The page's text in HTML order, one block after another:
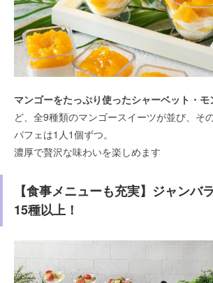
マンゴーをたっぷり使ったシャーベット・
ど、全9種類のマンゴースイーツが並び、そ
パフェは1人1個ずつ。
濃厚で贅沢な味わいを楽しめます
【食事メニューも充実】ジャンバ
15種以上！